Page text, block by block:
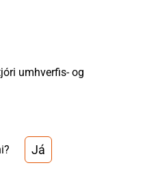
umhverfis- og
Já